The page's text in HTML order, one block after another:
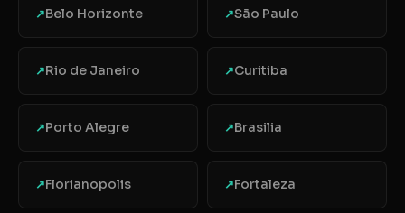
↗Belo Horizonte ↗São Paulo
↗Rio de Janeiro ↗Curitiba
↗Porto Alegre ↗Brasilia
↗Florianopolis ↗Fortaleza